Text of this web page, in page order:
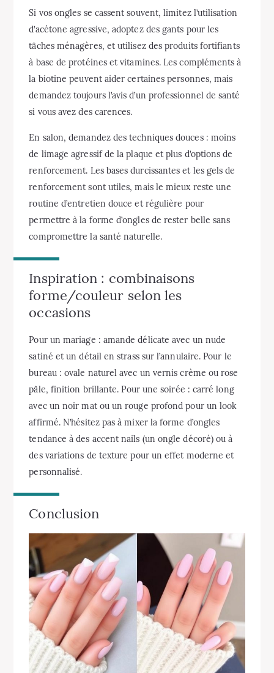
Si vos ongles se cassent souvent, limitez l’utilisation
d’acétone agressive, adoptez des gants pour les
tâches ménagères, et utilisez des produits fortifiants
à base de protéines et vitamines. Les compléments à
la biotine peuvent aider certaines personnes, mais
demandez toujours l’avis d’un professionnel de santé
si vous avez des carences.
En salon, demandez des techniques douces : moins
de limage agressif de la plaque et plus d’options de
renforcement. Les bases durcissantes et les gels de
renforcement sont utiles, mais le mieux reste une
routine d’entretien douce et régulière pour
permettre à la forme d’ongles de rester belle sans
compromettre la santé naturelle.
Inspiration : combinaisons
forme/couleur selon les
occasions
Pour un mariage : amande délicate avec un nude
satiné et un détail en strass sur l’annulaire. Pour le
bureau : ovale naturel avec un vernis crème ou rose
pâle, finition brillante. Pour une soirée : carré long
avec un noir mat ou un rouge profond pour un look
affirmé. N’hésitez pas à mixer la forme d’ongles
tendance à des accent nails (un ongle décoré) ou à
des variations de texture pour un effet moderne et
personnalisé.
Conclusion